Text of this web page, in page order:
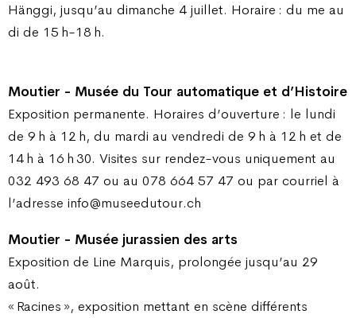
Hänggi, jusqu’au dimanche 4 juillet. Horaire : du me au
di de 15 h-18 h.
Moutier - Musée du Tour automatique et d’Histoire
Exposition permanente. Horaires d’ouverture : le lundi
de 9 h à 12 h, du mardi au vendredi de 9 h à 12 h et de
14 h à 16 h 30. Visites sur rendez-vous uniquement au
032 493 68 47 ou au 078 664 57 47 ou par courriel à
l’adresse info@museedutour.ch
Moutier - Musée jurassien des arts
Exposition de Line Marquis, prolongée jusqu’au 29
août.
« Racines », exposition mettant en scène différents